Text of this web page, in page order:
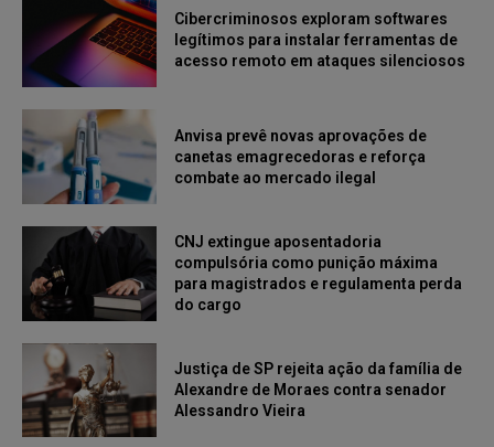
Cibercriminosos exploram softwares
legítimos para instalar ferramentas de
acesso remoto em ataques silenciosos
Anvisa prevê novas aprovações de
canetas emagrecedoras e reforça
combate ao mercado ilegal
CNJ extingue aposentadoria
compulsória como punição máxima
para magistrados e regulamenta perda
do cargo
Justiça de SP rejeita ação da família de
Alexandre de Moraes contra senador
Alessandro Vieira